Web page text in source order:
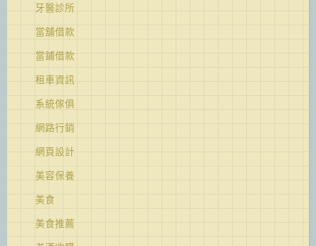
牙醫診所
當舖借款
當鋪借款
租車資訊
系統傢俱
網路行銷
網頁設計
美容保養
美食
美食推薦